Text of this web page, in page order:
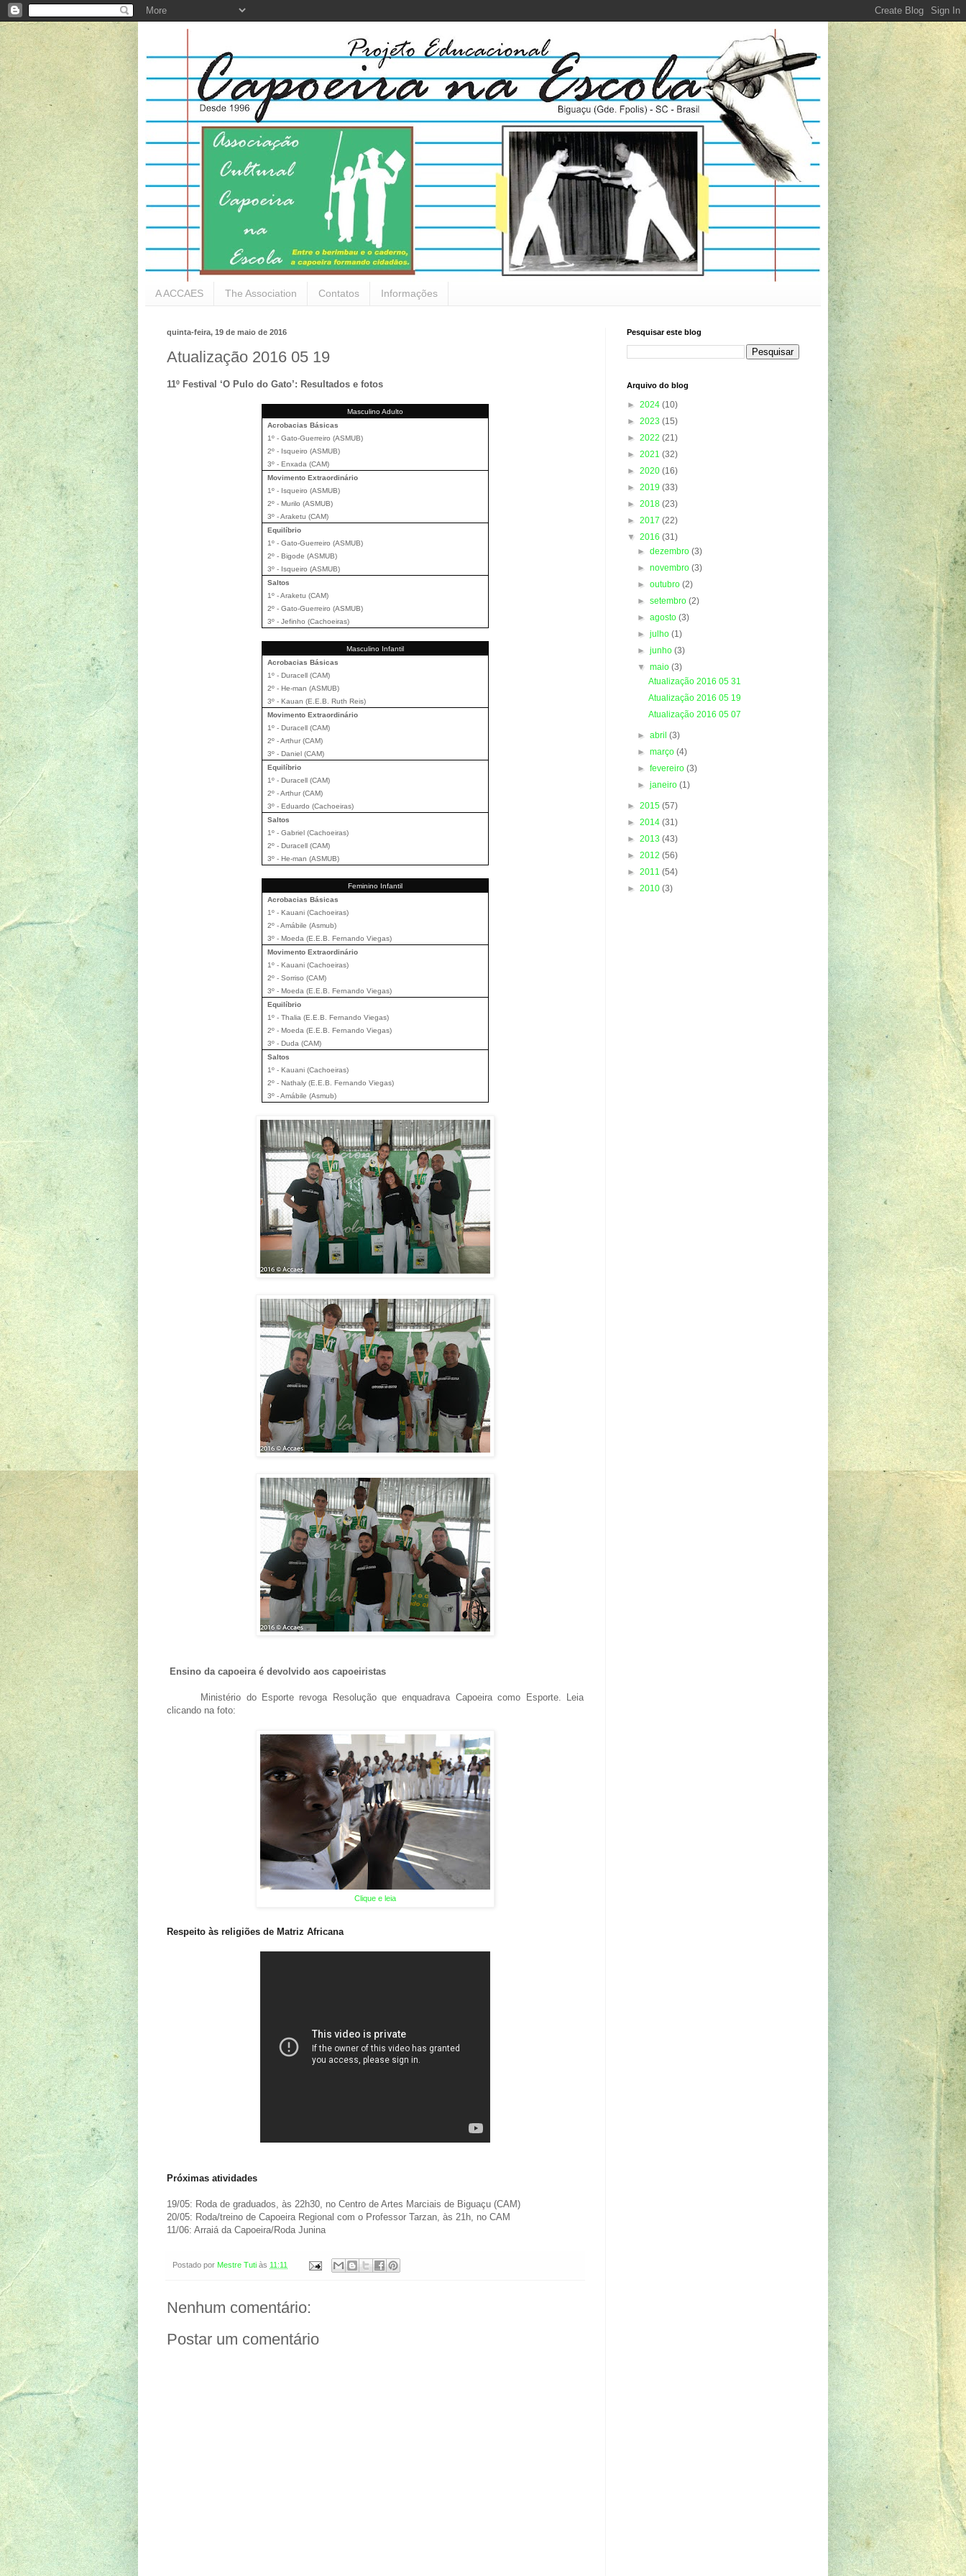
A ACCAES The Association Contatos Informações
quinta-feira, 19 de maio de 2016
Atualização 2016 05 19
11º Festival ‘O Pulo do Gato’: Resultados e fotos
Masculino Adulto
Acrobacias Básicas
1º - Gato-Guerreiro (ASMUB)
2º - Isqueiro (ASMUB)
3º - Enxada (CAM)
Movimento Extraordinário
1º - Isqueiro (ASMUB)
2º - Murilo (ASMUB)
3º - Araketu (CAM)
Equilíbrio
1º - Gato-Guerreiro (ASMUB)
2º - Bigode (ASMUB)
3º - Isqueiro (ASMUB)
Saltos
1º - Araketu (CAM)
2º - Gato-Guerreiro (ASMUB)
3º - Jefinho (Cachoeiras)
Masculino Infantil
Acrobacias Básicas
1º - Duracell (CAM)
2º - He-man (ASMUB)
3º - Kauan (E.E.B. Ruth Reis)
Movimento Extraordinário
1º - Duracell (CAM)
2º - Arthur (CAM)
3º - Daniel (CAM)
Equilíbrio
1º - Duracell (CAM)
2º - Arthur (CAM)
3º - Eduardo (Cachoeiras)
Saltos
1º - Gabriel (Cachoeiras)
2º - Duracell (CAM)
3º - He-man (ASMUB)
Feminino Infantil
Acrobacias Básicas
1º - Kauani (Cachoeiras)
2º - Amábile (Asmub)
3º - Moeda (E.E.B. Fernando Viegas)
Movimento Extraordinário
1º - Kauani (Cachoeiras)
2º - Sorriso (CAM)
3º - Moeda (E.E.B. Fernando Viegas)
Equilíbrio
1º - Thalia (E.E.B. Fernando Viegas)
2º - Moeda (E.E.B. Fernando Viegas)
3º - Duda (CAM)
Saltos
1º - Kauani (Cachoeiras)
2º - Nathaly (E.E.B. Fernando Viegas)
3º - Amábile (Asmub)
Ensino da capoeira é devolvido aos capoeiristas
Ministério do Esporte revoga Resolução que enquadrava Capoeira como Esporte. Leia
clicando na foto:
Clique e leia
Respeito às religiões de Matriz Africana
Próximas atividades
19/05: Roda de graduados, às 22h30, no Centro de Artes Marciais de Biguaçu (CAM)
20/05: Roda/treino de Capoeira Regional com o Professor Tarzan, às 21h, no CAM
11/06: Arraiá da Capoeira/Roda Junina
Postado por Mestre Tuti às 11:11
Nenhum comentário:
Postar um comentário
Pesquisar este blog
Arquivo do blog
► 2024 (10)
► 2023 (15)
► 2022 (21)
► 2021 (32)
► 2020 (16)
► 2019 (33)
► 2018 (23)
► 2017 (22)
▼ 2016 (31)
►dezembro(3)
►novembro(3)
►outubro(2)
►setembro(2)
►agosto(3)
►julho(1)
►junho(3)
▼maio(3)
Atualização 2016 05 31
Atualização 2016 05 19
Atualização 2016 05 07
►abril(3)
►março(4)
►fevereiro(3)
►janeiro(1)
► 2015 (57)
► 2014 (31)
► 2013 (43)
► 2012 (56)
► 2011 (54)
► 2010 (3)